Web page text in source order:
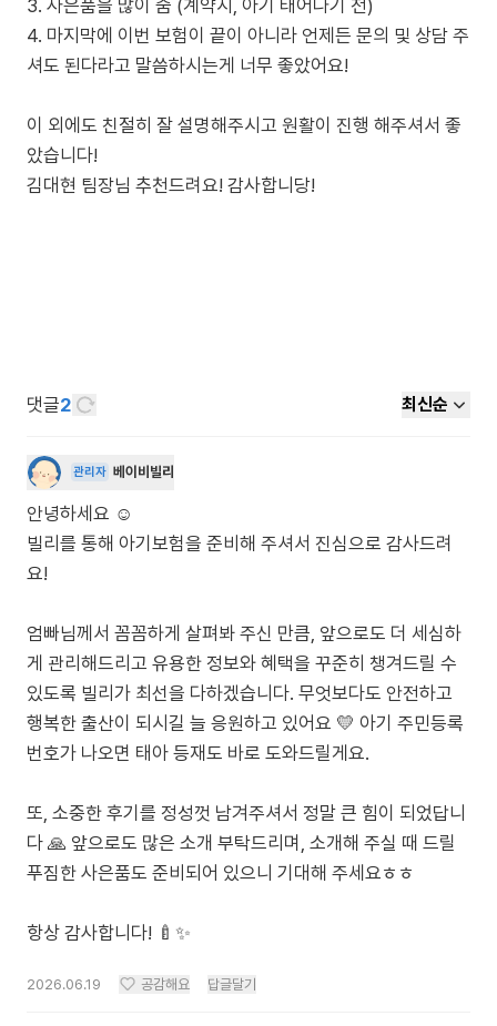
3. 사은품을 많이 줌 (계약시, 아기 태어나기 전)
4. 마지막에 이번 보험이 끝이 아니라 언제든 문의 및 상담 주
셔도 된다라고 말씀하시는게 너무 좋았어요!
이 외에도 친절히 잘 설명해주시고 원활이 진행 해주셔서 좋
았습니다!
김대현 팀장님 추천드려요! 감사합니당!
댓글2 최신순
관리자 베이비빌리
안녕하세요 ☺️
빌리를 통해 아기보험을 준비해 주셔서 진심으로 감사드려
요!
엄빠님께서 꼼꼼하게 살펴봐 주신 만큼, 앞으로도 더 세심하
게 관리해드리고 유용한 정보와 혜택을 꾸준히 챙겨드릴 수
있도록 빌리가 최선을 다하겠습니다. 무엇보다도 안전하고
행복한 출산이 되시길 늘 응원하고 있어요 💛 아기 주민등록
번호가 나오면 태아 등재도 바로 도와드릴게요.
또, 소중한 후기를 정성껏 남겨주셔서 정말 큰 힘이 되었답니
다 🙏 앞으로도 많은 소개 부탁드리며, 소개해 주실 때 드릴
푸짐한 사은품도 준비되어 있으니 기대해 주세요ㅎㅎ
항상 감사합니다! 🍼✨
2026.06.19 공감해요 답글달기